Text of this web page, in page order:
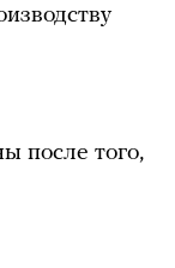
после того,